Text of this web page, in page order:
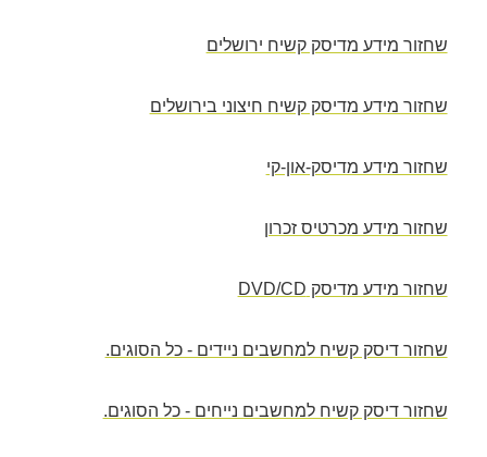
שחזור מידע מדיסק קשיח ירושלים
שחזור מידע מדיסק קשיח חיצוני בירושלים
שחזור מידע מדיסק-און-קי
שחזור מידע מכרטיס זכרון
שחזור מידע מדיסק DVD/CD
שחזור דיסק קשיח למחשבים ניידים - כל הסוגים.
שחזור דיסק קשיח למחשבים נייחים - כל הסוגים.